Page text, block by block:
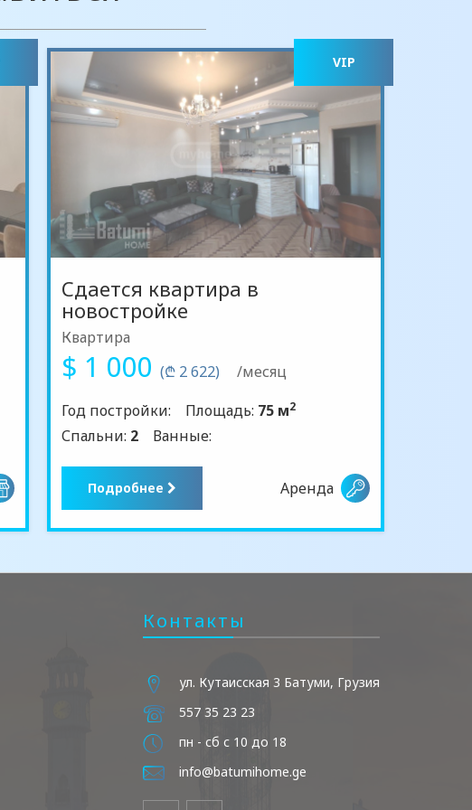
VIP
Сдается квартира в
новостройке
Квартира
$ 1 000 (₾ 2 622)
/месяц
Год постройки:
Площадь: 75 м2
Спальни: 2 Ванные:
Подробнее Аренда
Контакты
ул. Кутаисская 3 Батуми, Грузия
557 35 23 23
пн - сб с 10 до 18
info@batumihome.ge